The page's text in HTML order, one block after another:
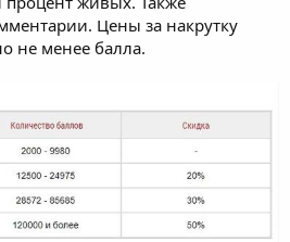
Цены за накрутку
не менее балла.